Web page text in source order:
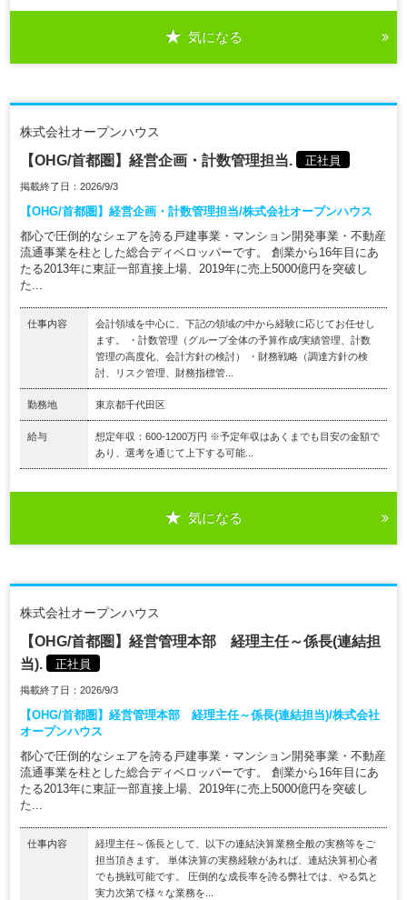
気になる
株式会社オープンハウス
【OHG/首都圏】経営企画・計数管理担当. 正社員
掲載終了日：2026/9/3
【OHG/首都圏】経営企画・計数管理担当/株式会社オープンハウス
都心で圧倒的なシェアを誇る戸建事業・マンション開発事業・不動産
流通事業を柱とした総合ディベロッパーです。 創業から16年目にあ
たる2013年に東証一部直接上場、2019年に売上5000億円を突破し
た...
仕事内容
会計領域を中心に、下記の領域の中から経験に応じてお任せし
ます。 ・計数管理（グループ全体の予算作成/実績管理、計数
管理の高度化、会計方針の検討） ・財務戦略（調達方針の検
討、リスク管理、財務指標管...
勤務地 東京都千代田区
給与
想定年収：600-1200万円 ※予定年収はあくまでも目安の金額で
あり、選考を通じて上下する可能...
気になる
株式会社オープンハウス
【OHG/首都圏】経営管理本部 経理主任～係長(連結担
当).
正社員
掲載終了日：2026/9/3
【OHG/首都圏】経営管理本部 経理主任～係長(連結担当)/株式会社
オープンハウス
都心で圧倒的なシェアを誇る戸建事業・マンション開発事業・不動産
流通事業を柱とした総合ディベロッパーです。 創業から16年目にあ
たる2013年に東証一部直接上場、2019年に売上5000億円を突破し
た...
仕事内容
経理主任～係長として、以下の連結決算業務全般の実務等をご
担当頂きます。 単体決算の実務経験があれば、連結決算初心者
でも挑戦可能です。 圧倒的な成長率を誇る弊社では、やる気と
実力次第で様々な業務を...